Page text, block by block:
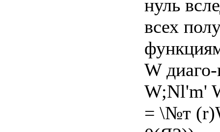
нуль
всех
W
W;Nl'm'
= \№т